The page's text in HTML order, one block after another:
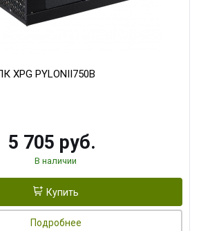
XPG PYLONII750B
5 705 руб.
В наличии
Купить
Подробнее